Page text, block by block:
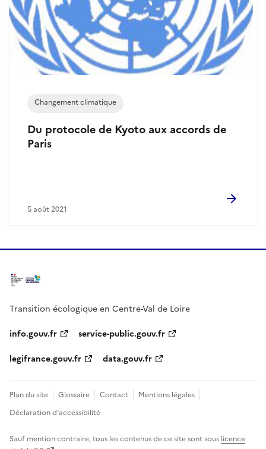
Du protocole de Kyoto aux accords de
Paris
Changement climatique
5 août 2021
Transition écologique en Centre-Val de Loire
info.gouv.fr
service-public.gouv.fr
legifrance.gouv.fr
data.gouv.fr
Plan du site Glossaire Contact
Mentions légales
Déclaration d’accessibilité
Sauf mention contraire, tous les contenus de ce site sont sous licence